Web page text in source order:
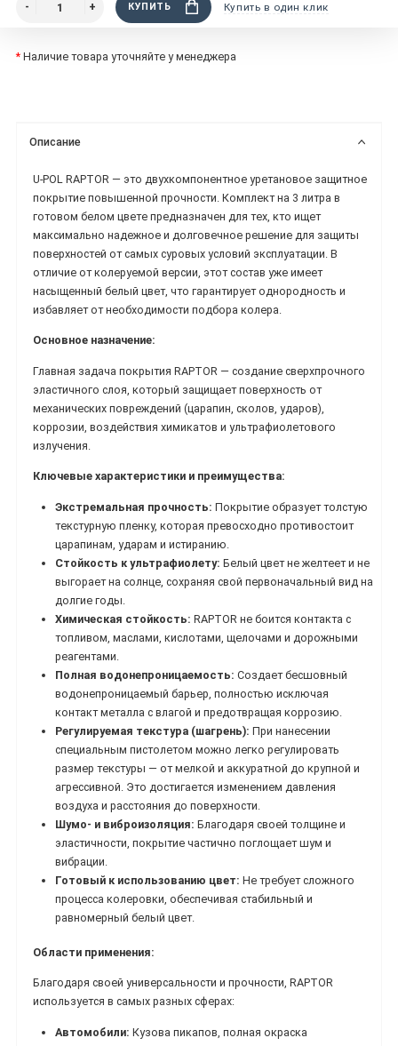
КУПИТЬ Купить в один клик
* Наличие товара уточняйте у менеджера
Описание
U-POL RAPTOR — это двухкомпонентное уретановое защитное
покрытие повышенной прочности. Комплект на 3 литра в
готовом белом цвете предназначен для тех, кто ищет
максимально надежное и долговечное решение для защиты
поверхностей от самых суровых условий эксплуатации. В
отличие от колеруемой версии, этот состав уже имеет
насыщенный белый цвет, что гарантирует однородность и
избавляет от необходимости подбора колера.
Основное назначение:
Главная задача покрытия RAPTOR — создание сверхпрочного
эластичного слоя, который защищает поверхность от
механических повреждений (царапин, сколов, ударов),
коррозии, воздействия химикатов и ультрафиолетового
излучения.
Ключевые характеристики и преимущества:
Экстремальная прочность: Покрытие образует толстую
текстурную пленку, которая превосходно противостоит
царапинам, ударам и истиранию.
Стойкость к ультрафиолету: Белый цвет не желтеет и не
выгорает на солнце, сохраняя свой первоначальный вид на
долгие годы.
Химическая стойкость: RAPTOR не боится контакта с
топливом, маслами, кислотами, щелочами и дорожными
реагентами.
Полная водонепроницаемость: Создает бесшовный
водонепроницаемый барьер, полностью исключая
контакт металла с влагой и предотвращая коррозию.
Регулируемая текстура (шагрень): При нанесении
специальным пистолетом можно легко регулировать
размер текстуры — от мелкой и аккуратной до крупной и
агрессивной. Это достигается изменением давления
воздуха и расстояния до поверхности.
Шумо- и виброизоляция: Благодаря своей толщине и
эластичности, покрытие частично поглощает шум и
вибрации.
Готовый к использованию цвет: Не требует сложного
процесса колеровки, обеспечивая стабильный и
равномерный белый цвет.
Области применения:
Благодаря своей универсальности и прочности, RAPTOR
используется в самых разных сферах:
Автомобили: Кузова пикапов, полная окраска